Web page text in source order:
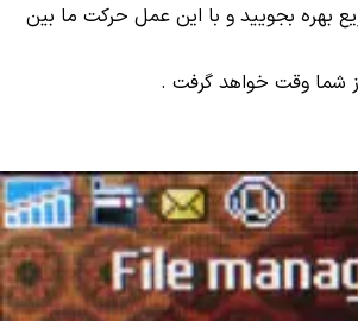
بهره بجویید و با این عمل حرکت ما بین
شما وقت خواهد گرفت .